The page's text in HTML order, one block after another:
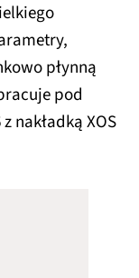
płynną
pod
nakładką XOS